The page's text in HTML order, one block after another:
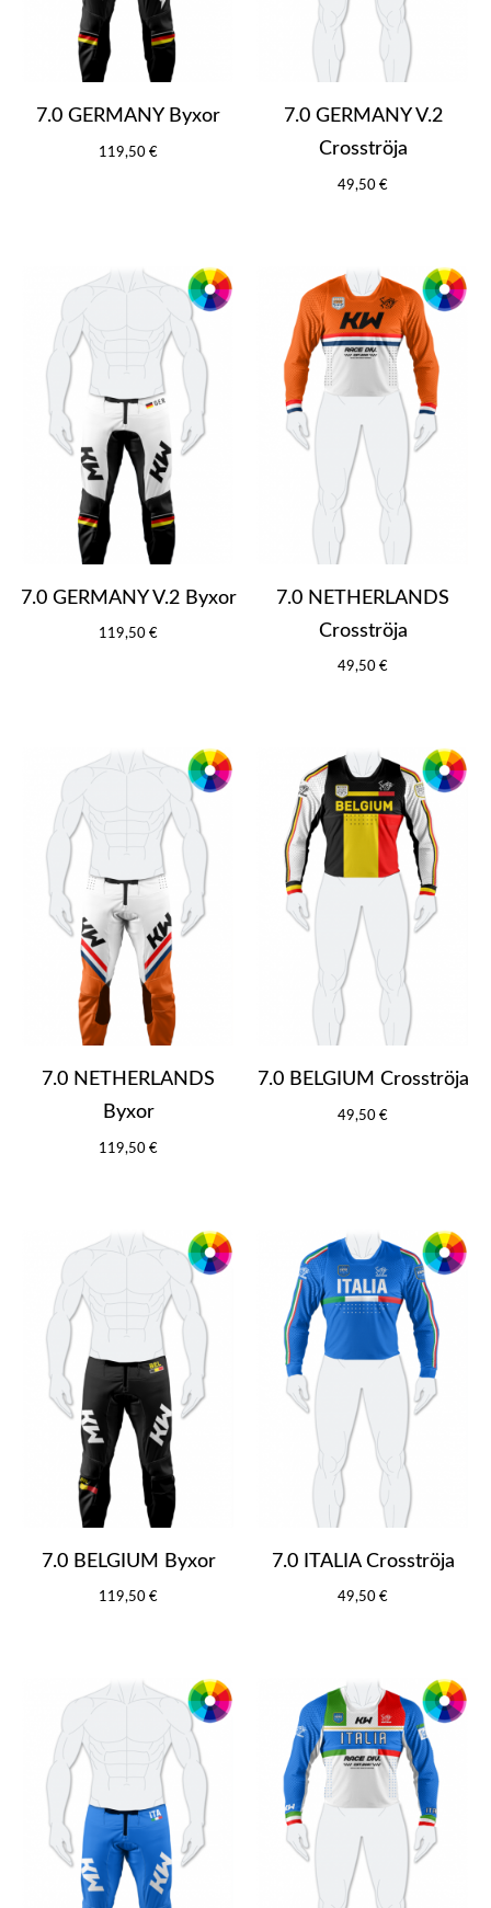
7.0 GERMANY Byxor
119,50 €
7.0 GERMANY V.2
Crosströja
49,50 €
7.0 GERMANY V.2 Byxor
119,50 €
7.0 NETHERLANDS
Crosströja
49,50 €
7.0 NETHERLANDS
Byxor
119,50 €
7.0 BELGIUM Crosströja
49,50 €
7.0 BELGIUM Byxor
119,50 €
7.0 ITALIA Crosströja
49,50 €